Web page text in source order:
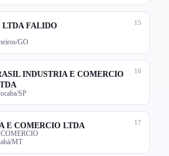
15
LTDA FALIDO
GO
16
INDUSTRIA E COMERCIO
SP
17
E COMERCIO LTDA
MT